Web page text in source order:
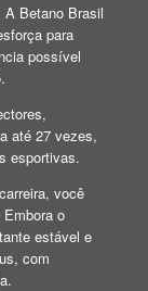
Betano Brasil
para
possível
até 27 vezes,
esportivas.
você
o
estável e
com